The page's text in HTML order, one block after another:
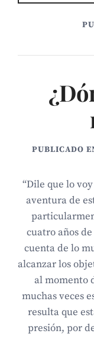
PUBLICADO
“Dile que lo
aventura de
cuatro años
cuenta de lo
alcanzar los
al momento
muchas veces
resulta que
presión, por